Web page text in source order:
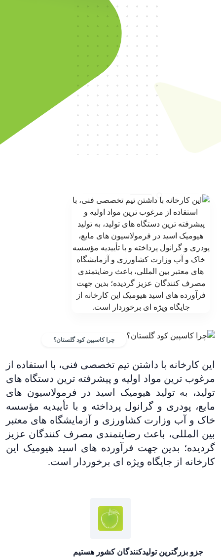
چرا کاسپین کود گلستان؟
این کارخانه با داشتن تیم تخصصی فنی، با استفاده از
مرغوب ترین مواد اولیه و پیشرفته ترین دستگاه های
تولید، به تولید هیومیک اسید در فرمولاسیون های
مایع، پودری و گرانول پرداخته و با تأییدیه مؤسسه
خاک و آب وزارت کشاورزی و آزمایشگاه های معتبر
بین المللی، باعث رضایتمندی مصرف کنندگان عزیز
گردیده؛ بدین جهت فرآورده های اسید هیومیک این
کارخانه از جایگاه ویژه ای برخوردار است.
جزو بزرگترین تولیدکنندگان کشور هستیم